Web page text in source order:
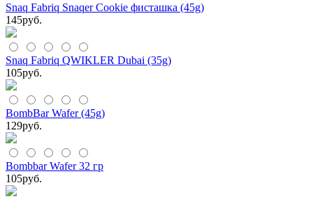
Snaq Fabriq Snaqer Cookie фисташка (45g)
145руб.
Snaq Fabriq QWIKLER Dubai (35g)
105руб.
BombBar Wafer (45g)
129руб.
Bombbar Wafer 32 гр
105руб.